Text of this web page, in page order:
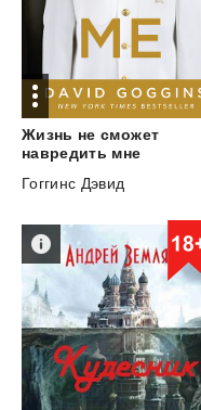
Жизнь не сможет
навредить мне
Гоггинс Дэвид